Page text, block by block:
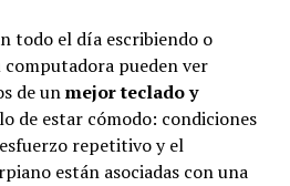
todo el día escribiendo o
computadora pueden ver
de unmejor teclado y
de estar cómodo: condiciones
repetitivo y el
están asociadas con una